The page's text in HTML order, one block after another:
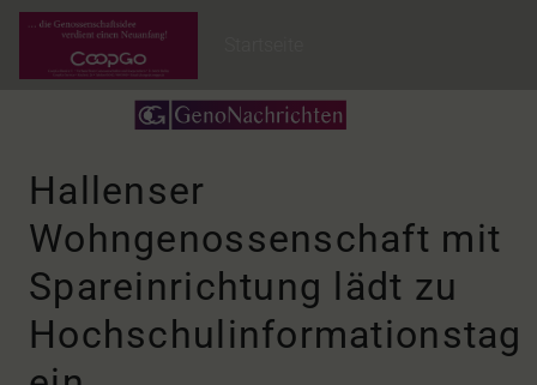
Hallenser
Wohngenossenschaft mit
Spareinrichtung lädt zu
Hochschulinformationstag